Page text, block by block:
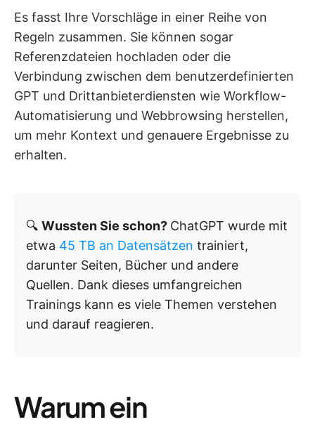
Es fasst Ihre Vorschläge in einer Reihe von
Regeln zusammen. Sie können sogar
Referenzdateien hochladen oder die
Verbindung zwischen dem benutzerdefinierten
GPT und Drittanbieterdiensten wie Workflow-
Automatisierung und Webbrowsing herstellen,
um mehr Kontext und genauere Ergebnisse zu
erhalten.
🔍 Wussten Sie schon? ChatGPT wurde mit
etwa 45 TB an Datensätzen trainiert,
darunter Seiten, Bücher und andere
Quellen. Dank dieses umfangreichen
Trainings kann es viele Themen verstehen
und darauf reagieren.
Warum ein